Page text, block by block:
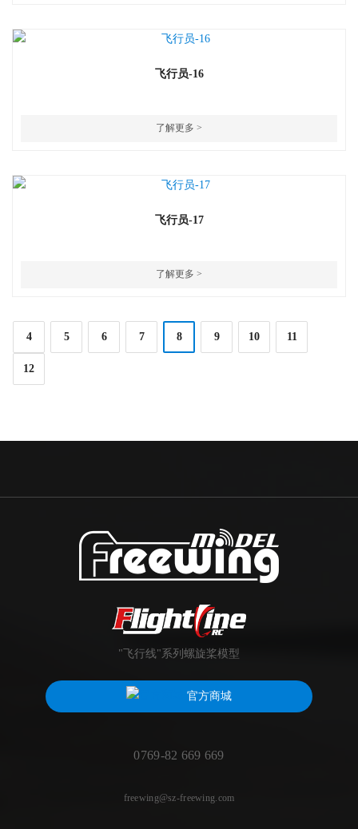
飞行员-16
了解更多 >
飞行员-17
了解更多 >
4 5 6 7 8 9 10 11
12
"飞行线"系列螺旋桨模型
官方商城
0769-82 669 669
freewing@sz-freewing.com